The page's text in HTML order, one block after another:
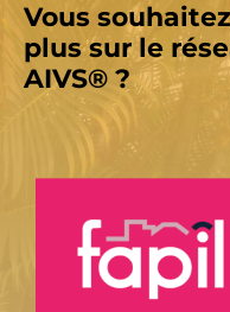
Vous
plus sur le
AIVS® ?